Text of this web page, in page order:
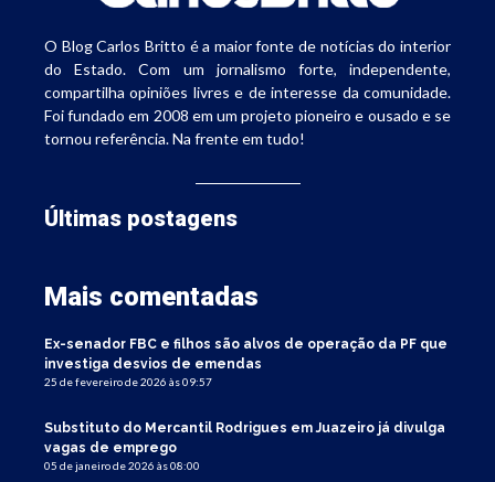
O Blog Carlos Britto é a maior fonte de notícias do interior
do Estado. Com um jornalismo forte, independente,
compartilha opiniões livres e de interesse da comunidade.
Foi fundado em 2008 em um projeto pioneiro e ousado e se
tornou referência. Na frente em tudo!
Últimas postagens
Mais comentadas
Ex-senador FBC e filhos são alvos de operação da PF que
investiga desvios de emendas
25 de fevereiro de 2026 às 09:57
Substituto do Mercantil Rodrigues em Juazeiro já divulga
vagas de emprego
05 de janeiro de 2026 às 08:00